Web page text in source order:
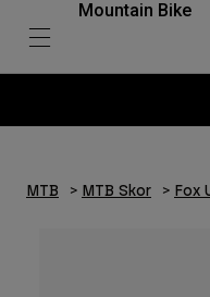
Mountain Bike
MTB MTB Skor Fox